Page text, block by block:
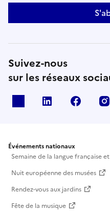
Suivez-nous
sur les réseaux
Linkedin
Événements nationaux
Semaine de la langue française
Nuit européenne des musées
Rendez-vous aux jardins
Fête de la musique